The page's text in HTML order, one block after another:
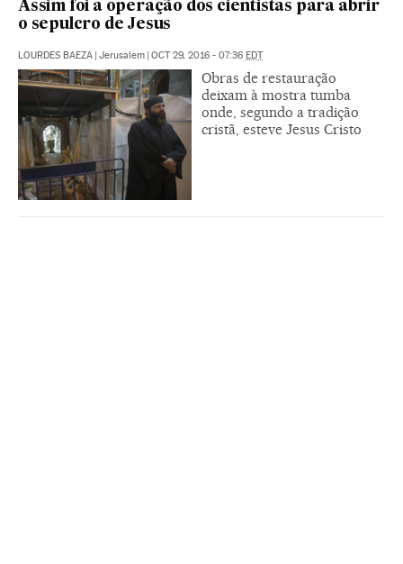
Assim foi a operação dos cientistas para abrir
o sepulcro de Jesus
LOURDES BAEZA | Jerusalem | OCT 29, 2016 - 07:36 EDT
Obras de restauração
deixam à mostra tumba
onde, segundo a tradição
cristã, esteve Jesus Cristo